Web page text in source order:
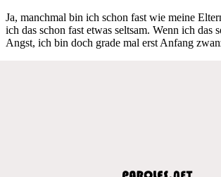
Ja, manchmal bin ich schon fast wie meine
ich das schon fast etwas seltsam. Wenn ich das
Angst, ich bin doch grade mal erst Anfang